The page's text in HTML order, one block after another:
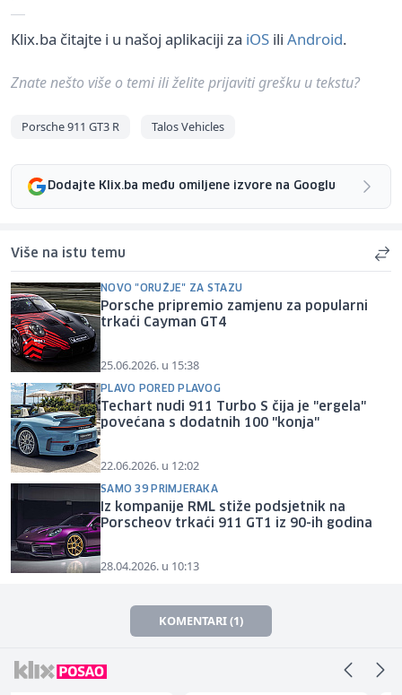
Klix.ba čitajte i u našoj aplikaciji za iOS ili Android.
Znate nešto više o temi ili želite prijaviti grešku u tekstu?
Porsche 911 GT3 R Talos Vehicles
Dodajte Klix.ba među omiljene izvore na Googlu
Više na istu temu
NOVO "ORUŽJE" ZA STAZU
Porsche pripremio zamjenu za popularni
trkaći Cayman GT4
25.06.2026. u 15:38
PLAVO PORED PLAVOG
Techart nudi 911 Turbo S čija je "ergela"
povećana s dodatnih 100 "konja"
22.06.2026. u 12:02
SAMO 39 PRIMJERAKA
Iz kompanije RML stiže podsjetnik na
Porscheov trkaći 911 GT1 iz 90-ih godina
28.04.2026. u 10:13
KOMENTARI (1)